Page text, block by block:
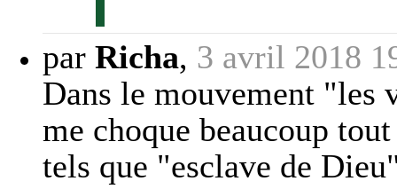
par Richa, 3 avril 2018
Dans le mouvement
me choque beaucoup
tels que "esclave de